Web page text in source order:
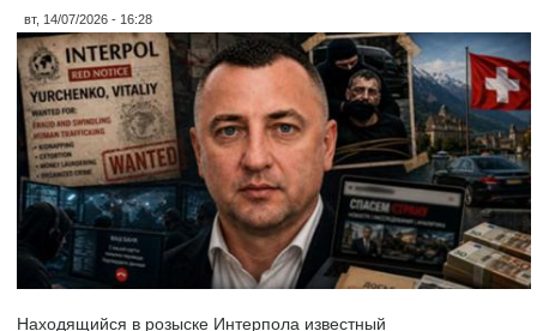
вт, 14/07/2026 - 16:28
Находящийся в розыске Интерпола известный